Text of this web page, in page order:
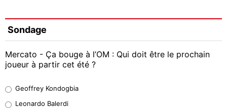
Sondage
Mercato - Ça bouge à l’OM : Qui doit être le prochain
joueur à partir cet été ?
38%
Geoffrey Kondogbia
Leonardo Balerdi